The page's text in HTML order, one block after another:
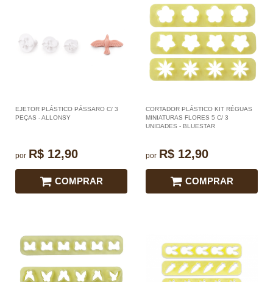
EJETOR PLÁSTICO PÁSSARO C/ 3
PEÇAS - ALLONSY
por R$ 12,90
COMPRAR
CORTADOR PLÁSTICO KIT RÉGUAS
MINIATURAS FLORES 5 C/ 3
UNIDADES - BLUESTAR
por R$ 12,90
COMPRAR